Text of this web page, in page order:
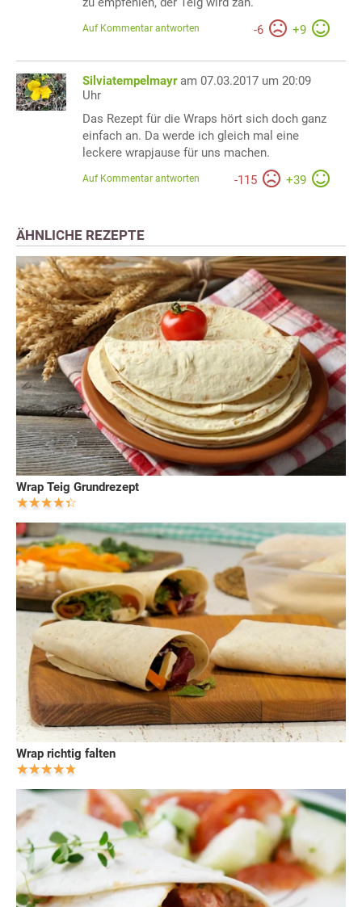
-6 +9
Auf Kommentar antworten
Silviatempelmayr am 07.03.2017 um 20:09
Uhr
Das Rezept für die Wraps hört sich doch ganz
einfach an. Da werde ich gleich mal eine
leckere wrapjause für uns machen.
-115 +39
Auf Kommentar antworten
ÄHNLICHE REZEPTE
Wrap Teig Grundrezept
Wrap richtig falten